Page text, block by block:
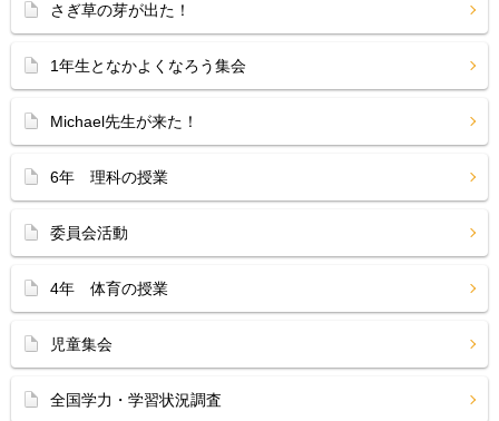
さぎ草の芽が出た！
1年生となかよくなろう集会
Michael先生が来た！
6年 理科の授業
委員会活動
4年 体育の授業
児童集会
全国学力・学習状況調査